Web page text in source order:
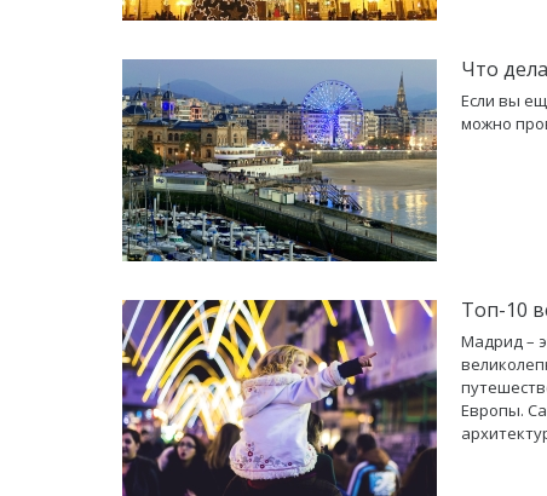
Что
Если вы
можно
Топ-10
Мадрид –
Европы.